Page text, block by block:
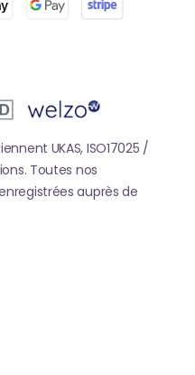
UKAS, ISO17025 /
Toutes nos
auprès de